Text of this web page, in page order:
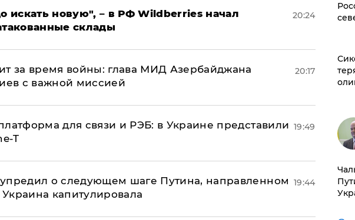
искать новую", – в РФ Wildberries начал
склады
20:24
за время войны: глава МИД Азербайджана
с важной миссией
20:17
для связи и РЭБ: в Украине представили
T
19:49
о следующем шаге Путина, направленном
Украина капитулировала
19:44